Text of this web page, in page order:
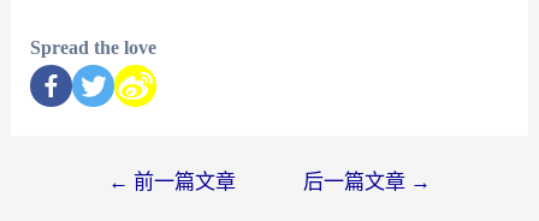
Spread the love
← 前一篇文章 后一篇文章 →